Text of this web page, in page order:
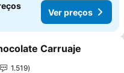
Ver preços
aos favoritos
Carruaje
1.519